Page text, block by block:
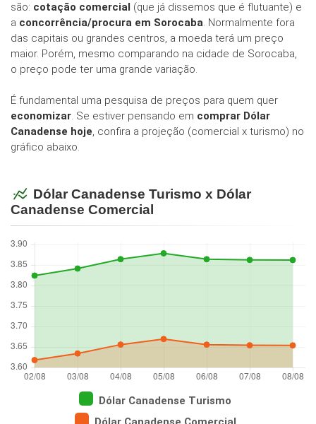
são: cotação comercial (que já dissemos que é flutuante) e
a concorrência/procura em Sorocaba. Normalmente fora
das capitais ou grandes centros, a moeda terá um preço
maior. Porém, mesmo comparando na cidade de Sorocaba,
o preço pode ter uma grande variação.
É fundamental uma pesquisa de preços para quem quer
economizar. Se estiver pensando em comprar Dólar
Canadense hoje, confira a projeção (comercial x turismo) no
gráfico abaixo.
Dólar Canadense Turismo x Dólar
Canadense Comercial
Dólar Canadense Turismo